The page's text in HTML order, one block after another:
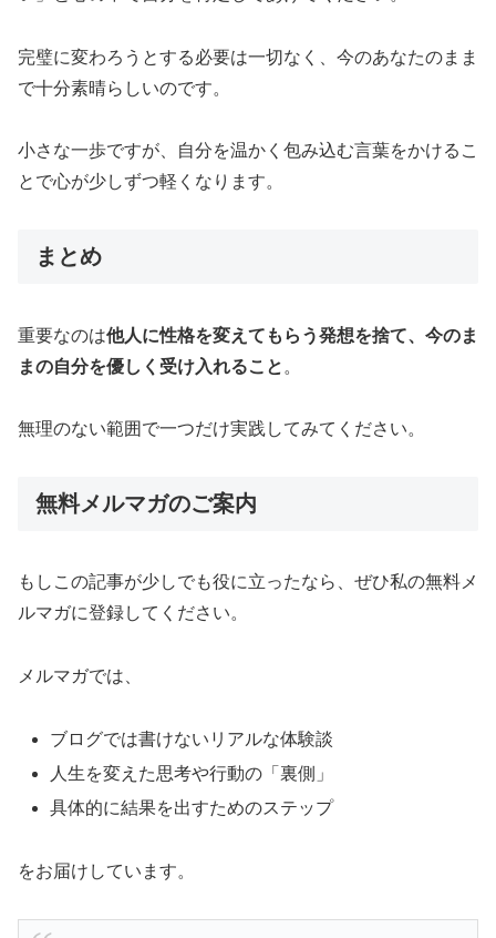
完璧に変わろうとする必要は一切なく、今のあなたのまま
で十分素晴らしいのです。
小さな一歩ですが、自分を温かく包み込む言葉をかけるこ
とで心が少しずつ軽くなります。
まとめ
重要なのは他人に性格を変えてもらう発想を捨て、今のま
まの自分を優しく受け入れること 。
無理のない範囲で一つだけ実践してみてください。
無料メルマガのご案内
もしこの記事が少しでも役に立ったなら、ぜひ私の無料メ
ルマガに登録してください。
メルマガでは、
ブログでは書けないリアルな体験談
人生を変えた思考や行動の「裏側」
具体的に結果を出すためのステップ
をお届けしています。